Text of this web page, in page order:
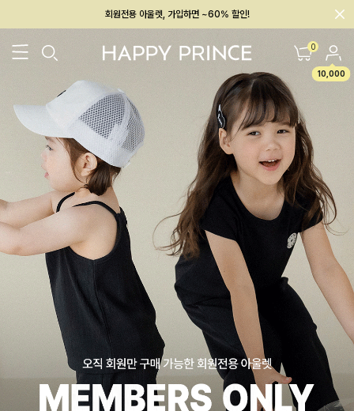
회원전용 아울렛, 가입하면 ~60% 할인!
멤버십 최대 28,000원 혜택 0
10,000
26SS 신상 BEST BABY[6~12M] 아우터/상의 하의/레깅스